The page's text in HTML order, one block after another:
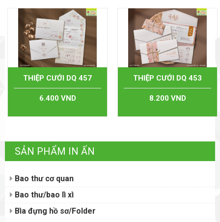
THIỆP CƯỚI DQ 457
6.400 VND
THIỆP CƯỚI DQ 453
8.200 VND
SẢN PHẨM IN ẤN
Bao thư cơ quan
Bao thư/bao lì xì
Bìa đựng hồ sơ/Folder